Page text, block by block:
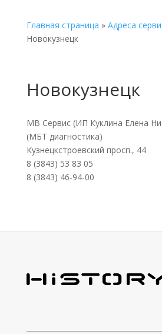
Главная страница » Адреса
Новокузнецк
Новокузнецк
МВ Сервис (ИП Куклина Елена
(МБТ диагностика)
Кузнецкстроевский просп., 44
8 (3843) 53 83 05
8 (3843) 46-94-00